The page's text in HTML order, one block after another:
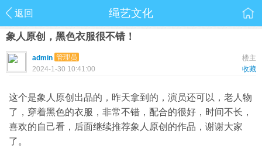
返回 绳艺文化
象人原创，黑色衣服很不错！
楼主
admin 管理员
收藏
2024-1-30 10:41:00
这个是象人原创出品的，昨天拿到的，演员还可以，老人物
了，穿着黑色的衣服，非常不错，配合的很好，时间不长，
喜欢的自己看，后面继续推荐象人原创的作品，谢谢大家
了。